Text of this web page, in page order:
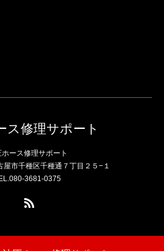
ス修理サポート
ホース修理サポート
屋市千種区千種通７丁目２５−１
3681-0375